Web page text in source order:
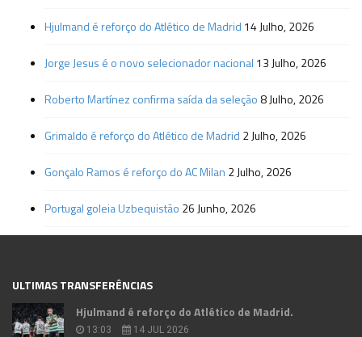
Hjulmand é reforço do Atlético de Madrid 14 Julho, 2026
Jorge Jesus é o novo selecionador nacional 13 Julho, 2026
Roberto Martínez confirma saída da seleção 8 Julho, 2026
Grimaldo é reforço do Atlético de Madrid 2 Julho, 2026
Gonçalo Ramos é reforço do AC Milan 2 Julho, 2026
Portugal goleia Uzbequistão 26 Junho, 2026
ULTIMAS TRANSFERÊNCIAS
Hjulmand é reforço do Atlético de Madrid.
13:03 14 JUL 2026